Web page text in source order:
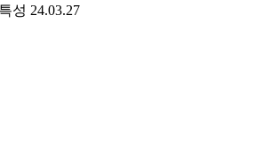
성 24.03.27